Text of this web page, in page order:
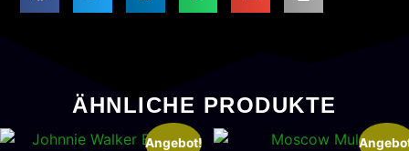
ÄHNLICHE PRODUKTE
Angebot!